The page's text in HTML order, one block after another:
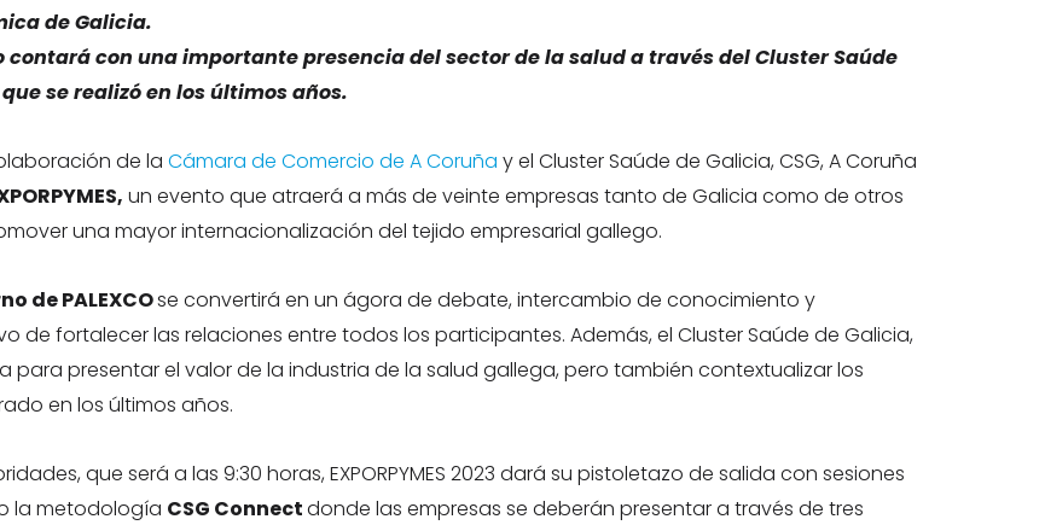
de Galicia.
contará con una importante presencia del sector de la salud a través del Cluster Saúde
se realizó en los últimos años.
de la Cámara de Comercio de A Coruña y el Cluster Saúde de Galicia, CSG, A Coruña
un evento que atraerá a más de veinte empresas tanto de Galicia como de otros
una mayor internacionalización del tejido empresarial gallego.
de PALEXCOse convertirá en un ágora de debate, intercambio de conocimiento y
fortalecer las relaciones entre todos los participantes. Además, el Cluster Saúde de Galicia,
para presentar el valor de la industria de la salud gallega, pero también contextualizar los
en los últimos años.
que será a las 9:30 horas, EXPORPYMES 2023 dará su pistoletazo de salida con sesiones
la metodología CSG Connectdonde las empresas se deberán presentar a través de tres